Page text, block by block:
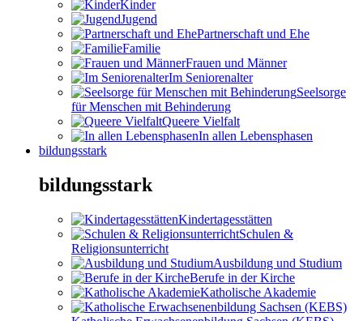
Kinder
Jugend
Partnerschaft und Ehe
Familie
Frauen und Männer
Im Seniorenalter
Seelsorge
für Menschen mit Behinderung
Queere Vielfalt
In allen Lebensphasen
bildungsstark
bildungsstark
Kindertagesstätten
Schulen &
Religionsunterricht
Ausbildung und Studium
Berufe in der Kirche
Katholische Akademie